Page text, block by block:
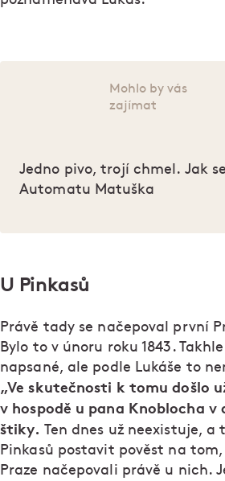
Mohlo by vás
zajímat
Jedno pivo, trojí chmel. Jak
Automatu Matuška
U Pinkasů
Právě tady se načepoval první
Bylo to v únoru roku 1843.
napsané, ale podle Lukáše to
„Ve skutečnosti k tomu došlo
v hospodě u pana Knoblocha v
štiky. Ten dnes už neexistuje, a
Pinkasů postavit pověst na
Praze načepovali právě u nich.